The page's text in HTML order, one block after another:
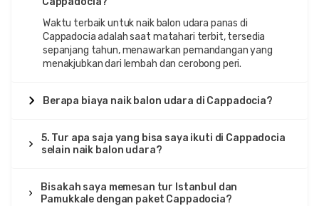
Waktu terbaik untuk naik balon udara panas di
Cappadocia adalah saat matahari terbit, tersedia
sepanjang tahun, menawarkan pemandangan yang
menakjubkan dari lembah dan cerobong peri.
Berapa biaya naik balon udara di Cappadocia?
5. Tur apa saja yang bisa saya ikuti di Cappadocia
selain naik balon udara?
Bisakah saya memesan tur Istanbul dan
Pamukkale dengan paket Cappadocia?